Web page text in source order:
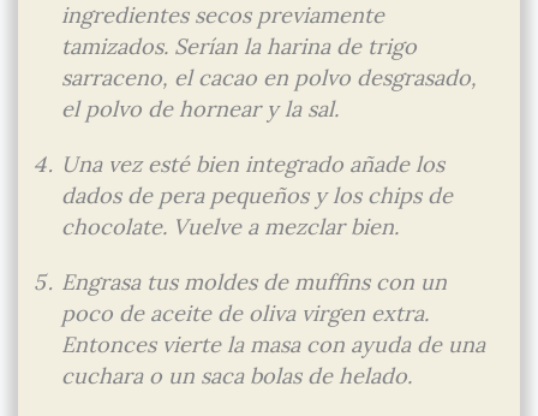
ingredientes secos previamente
tamizados. Serían la harina de trigo
sarraceno, el cacao en polvo desgrasado,
el polvo de hornear y la sal.
Una vez esté bien integrado añade los
dados de pera pequeños y los chips de
chocolate. Vuelve a mezclar bien.
Engrasa tus moldes de muffins con un
poco de aceite de oliva virgen extra.
Entonces vierte la masa con ayuda de una
cuchara o un saca bolas de helado.